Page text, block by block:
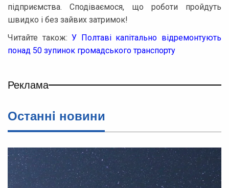
підприємства. Сподіваємося, що роботи пройдуть
швидко і без зайвих затримок!
Читайте також:У Полтаві капітально відремонтують
понад 50 зупинок громадського транспорту
Реклама
Останнi новини